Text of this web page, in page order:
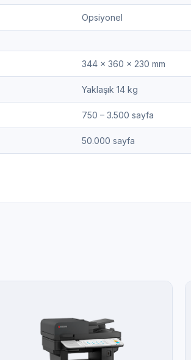
Opsiyonel
344 × 360 × 230 mm
Yaklaşık 14 kg
750 – 3.500 sayfa
50.000 sayfa